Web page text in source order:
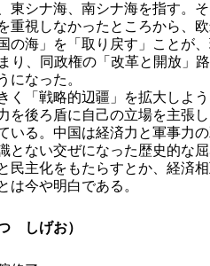
東シナ海、南シナ海を指す。
重視しなかったところから、
の海」を「取り戻す」ことが
り、同政権の「改革と開放」
になった。
「戦略的辺疆」を拡大しよ
を後ろ盾に自己の立場を主張
いる。中国は経済力と軍事力
とない交ぜになった歴史的な
民主化をもたらすとか、経済
は今や明白である。
しげお）